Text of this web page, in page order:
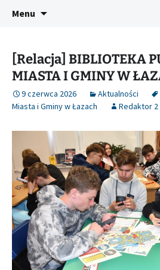
Śląski Pegaz
Platforma inicjatyw
Menu
[Relacja] BIBLIOTEKA
MIASTA I GMINY W
9 czerwca 2026 Aktualności
Miasta i Gminy w Łazach
Redaktor 2